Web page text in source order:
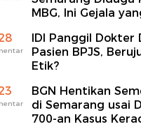
MBG, Ini Gejala
IDI Panggil Dokter
Pasien BPJS,
Etik?
BGN Hentikan
di Semarang usai
700-an Kasus